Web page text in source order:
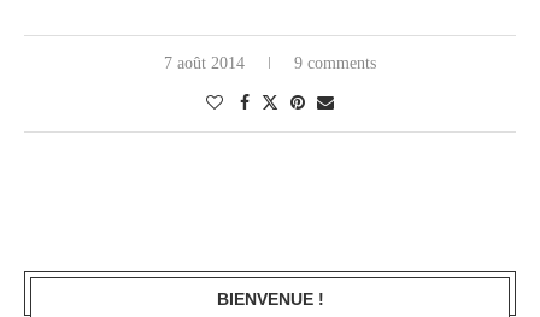
7 août 2014 9 comments
BIENVENUE !